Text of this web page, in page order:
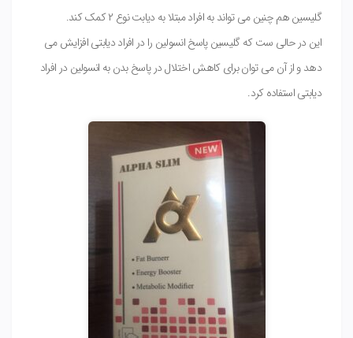
گلیسین هم چنین می تواند به افراد مبتلا به دیابت نوع ۲ کمک کند.
این در حالی ست که گلیسین پاسخ انسولین را در افراد دیابتی افزایش می
دهد و از آن می توان برای کاهش اختلال در پاسخ بدن به انسولین در افراد
دیابتی استفاده کرد.